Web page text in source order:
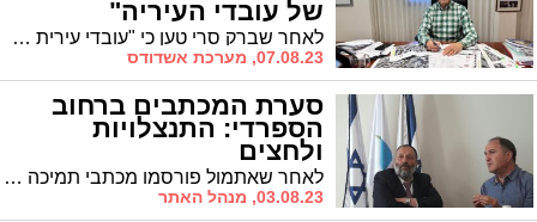
של עובדי העיריה"
לאחר שברק סרי טען כי "עובדי עירית אשדוד מאוימים" הדף ראש העיר ד"ר לסרי את טענותיו ותיאר את השינוי שחולל בקרב העשיה הציבורית במסדרונות העיריה עם כניסתו ללשכת ראש העיר
07.08.23, מערכת אשדודס
סערת המכתבים ברחוב
הספרדי: התנצלויות
ולחצים
לאחר שאתמול פורסמו מכתבי תמיכה בלסרי ולאחר מכן, בתגובה, פורסם מכתב תמיכה בר' אבי אמסלם, הסאגה נמשכת: שניים מהרבנים חזרו בהם ומנגד מקורבי לסרי טוענים שיש באמתחתם הקלטות של רבנים ממכתב אמסלם הטוענים ששמם שורבב ללא תיאום
03.08.23, מנהל האתר